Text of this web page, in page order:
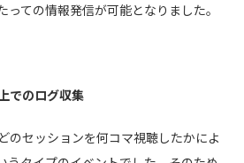
ての情報発信が可能となりました。
でのログ収集
のセッションを何コマ視聴したかによ